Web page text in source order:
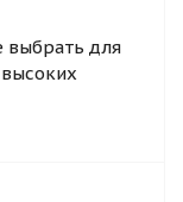
выбрать для